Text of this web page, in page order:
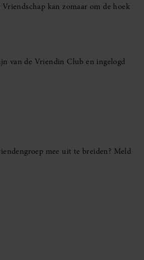
kan zomaar om de hoek
van de Vriendin Club en ingelogd
mee uit te breiden? Meld